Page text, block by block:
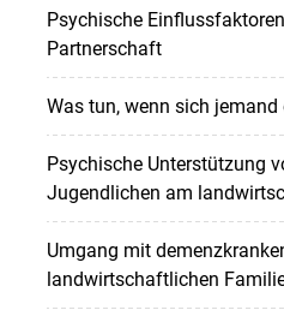
Psychische
Partnerschaft
Was tun, wenn sich
Psychische Unterstützung
Jugendlichen am
Umgang mit
landwirtschaftlichen